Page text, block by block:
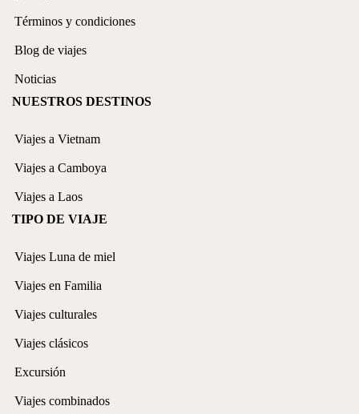
Términos y condiciones
Blog de viajes
Noticias
NUESTROS DESTINOS
Viajes a Vietnam
Viajes a Camboya
Viajes a Laos
TIPO DE VIAJE
Viajes Luna de miel
Viajes en Familia
Viajes culturales
Viajes clásicos
Excursión
Viajes combinados